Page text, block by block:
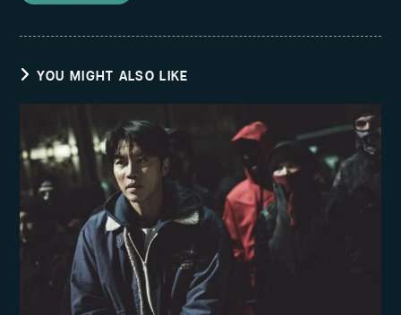
YOU MIGHT ALSO LIKE